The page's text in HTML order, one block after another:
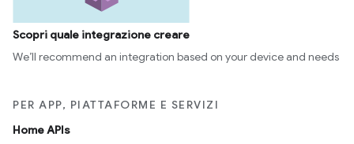
Scopri quale integrazione creare
We’ll recommend an integration based on your device and needs
PER APP, PIATTAFORME E SERVIZI
Home APIs